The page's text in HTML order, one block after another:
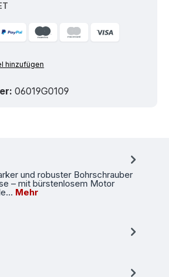
hinzufügen
06019G0109
und robuster Bohrschrauber
– mit bürstenlosem Motor
Mehr